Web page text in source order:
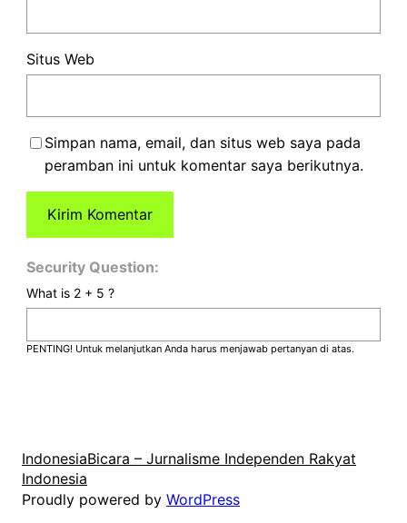
Situs Web
Simpan nama, email, dan situs web saya pada
peramban ini untuk komentar saya berikutnya.
Security Question:
What is 2 + 5 ?
PENTING! Untuk melanjutkan Anda harus menjawab pertanyan di atas.
IndonesiaBicara – Jurnalisme Independen Rakyat
Indonesia
Proudly powered by WordPress